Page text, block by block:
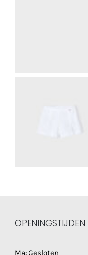
OPENINGSTIJDEN
Ma: Gesloten